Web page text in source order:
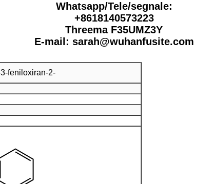
Whatsapp/Tele/segnale:
+8618140573223
Threema F35UMZ3Y
E-mail: sarah@wuhanfusite.com
feniloxiran-2-